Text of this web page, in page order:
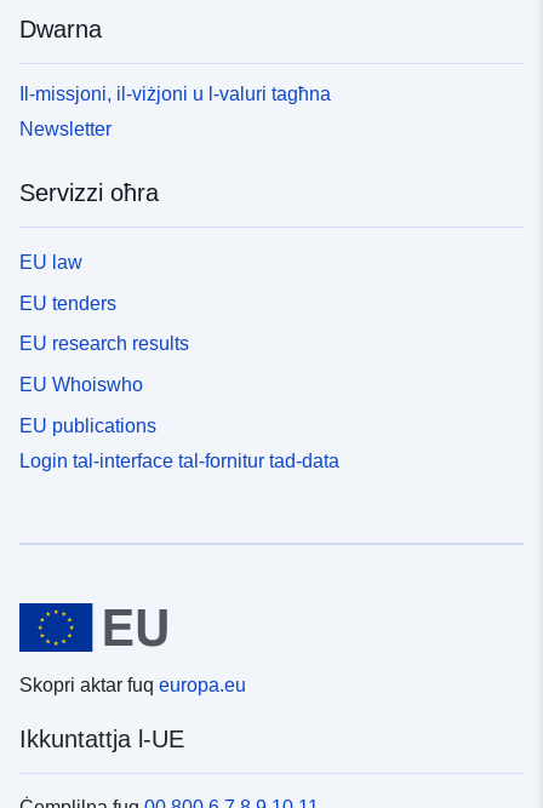
Dwarna
Il-missjoni, il-viżjoni u l-valuri tagħna
Newsletter
Servizzi oħra
EU law
EU tenders
EU research results
EU Whoiswho
EU publications
Login tal-interface tal-fornitur tad-data
Skopri aktar fuq europa.eu
Ikkuntattja l-UE